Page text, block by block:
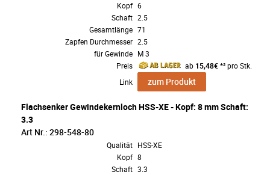
Kopf 6
Schaft 2.5
Gesamtlänge 71
Zapfen Durchmesser 2.5
für Gewinde M 3
Preis
ab 15,48€*² pro Stk.
Link
zum Produkt
Flachsenker Gewindekernloch HSS-XE - Kopf: 8 mm Schaft:
3.3
Art Nr.: 298-548-80
Qualität HSS-XE
Kopf 8
Schaft 3.3